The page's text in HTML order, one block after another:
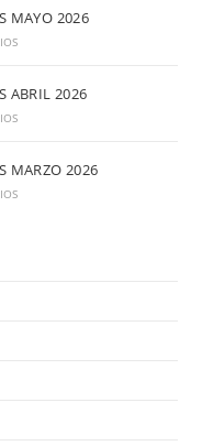
MAYO 2026
ABRIL 2026
MARZO 2026